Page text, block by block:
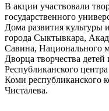
В акции участвовали
государственного
Дома развития культуры
города Сыктывкара,
Савина, Национального
Дворца творчества
Республиканского
Коми республиканского
Чисталева.